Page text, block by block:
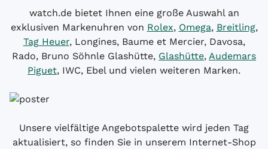
watch.de bietet Ihnen eine große Auswahl an
exklusiven Markenuhren von Rolex, Omega, Breitling,
Tag Heuer, Longines, Baume et Mercier, Davosa,
Rado, Bruno Söhnle Glashütte, Glashütte, Audemars
Piguet, IWC, Ebel und vielen weiteren Marken.
Unsere vielfältige Angebotspalette wird jeden Tag
aktualisiert, so finden Sie in unserem Internet-Shop